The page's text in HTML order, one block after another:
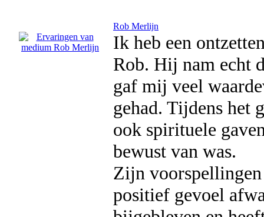
Rob Merlijn
Ik heb een
Rob. Hij nam echt
gaf mij veel
gehad. Tijdens
ook spirituele
bewust van was.
Zijn voorspellingen
positief gevoel